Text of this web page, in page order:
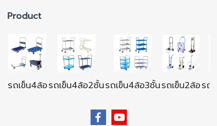
Product
รถเข็น4ล้อรถเข็น4ล้อ2ชั้นรถเข็น4ล้อ3ชั้นรถเข็น2ล้อรถ